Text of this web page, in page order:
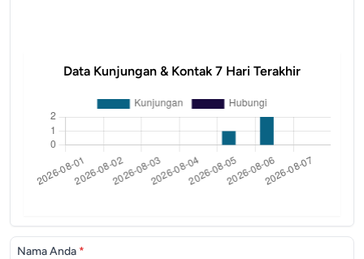
Data Kunjungan & Kontak 7 Hari Terakhir
Nama Anda *